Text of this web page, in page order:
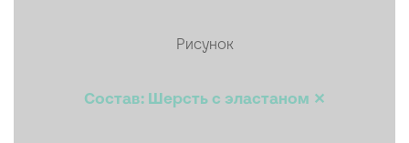
Платки, палантины, шарфы
Рисунок
Состав: Шерсть с эластаном ✕